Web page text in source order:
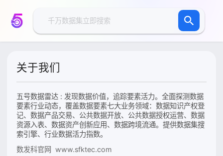
关于我们
五号数据雷达 : 发现数据价值，追踪要素活力。全面探测数据
要素行业动态，覆盖数据要素七大业务领域：数据知识产权登
记、数据产品交易、公共数据开放、公共数据授权运营、数据
资源入表、数据资产创新应用、数据跨境流通。提供数据集搜
索引擎、行业数据活力指数。
数发科官网 www.sfktec.com